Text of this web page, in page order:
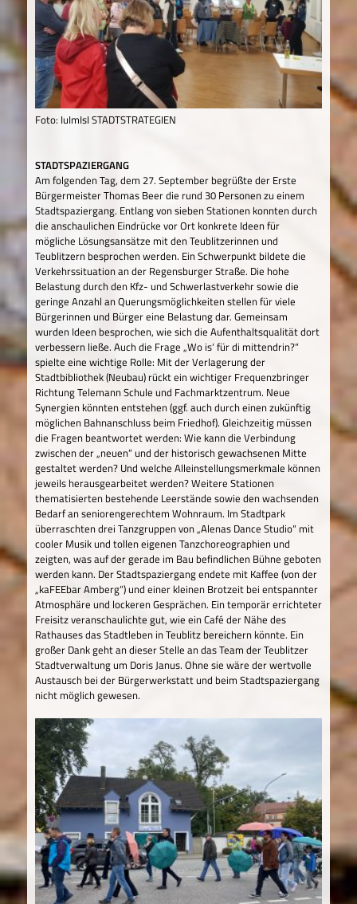
Foto: IuImIsI STADTSTRATEGIEN
STADTSPAZIERGANG
Am folgenden Tag, dem 27. September begrüßte der Erste
Bürgermeister Thomas Beer die rund 30 Personen zu einem
Stadtspaziergang. Entlang von sieben Stationen konnten durch
die anschaulichen Eindrücke vor Ort konkrete Ideen für
mögliche Lösungsansätze mit den Teublitzerinnen und
Teublitzern besprochen werden. Ein Schwerpunkt bildete die
Verkehrssituation an der Regensburger Straße. Die hohe
Belastung durch den Kfz- und Schwerlastverkehr sowie die
geringe Anzahl an Querungsmöglichkeiten stellen für viele
Bürgerinnen und Bürger eine Belastung dar. Gemeinsam
wurden Ideen besprochen, wie sich die Aufenthaltsqualität dort
verbessern ließe. Auch die Frage „Wo is‘ für di mittendrin?“
spielte eine wichtige Rolle: Mit der Verlagerung der
Stadtbibliothek (Neubau) rückt ein wichtiger Frequenzbringer
Richtung Telemann Schule und Fachmarktzentrum. Neue
Synergien könnten entstehen (ggf. auch durch einen zukünftig
möglichen Bahnanschluss beim Friedhof). Gleichzeitig müssen
die Fragen beantwortet werden: Wie kann die Verbindung
zwischen der „neuen“ und der historisch gewachsenen Mitte
gestaltet werden? Und welche Alleinstellungsmerkmale können
jeweils herausgearbeitet werden? Weitere Stationen
thematisierten bestehende Leerstände sowie den wachsenden
Bedarf an seniorengerechtem Wohnraum. Im Stadtpark
überraschten drei Tanzgruppen von „Alenas Dance Studio“ mit
cooler Musik und tollen eigenen Tanzchoreographien und
zeigten, was auf der gerade im Bau befindlichen Bühne geboten
werden kann. Der Stadtspaziergang endete mit Kaffee (von der
„kaFEEbar Amberg“) und einer kleinen Brotzeit bei entspannter
Atmosphäre und lockeren Gesprächen. Ein temporär errichteter
Freisitz veranschaulichte gut, wie ein Café der Nähe des
Rathauses das Stadtleben in Teublitz bereichern könnte. Ein
großer Dank geht an dieser Stelle an das Team der Teublitzer
Stadtverwaltung um Doris Janus. Ohne sie wäre der wertvolle
Austausch bei der Bürgerwerkstatt und beim Stadtspaziergang
nicht möglich gewesen.